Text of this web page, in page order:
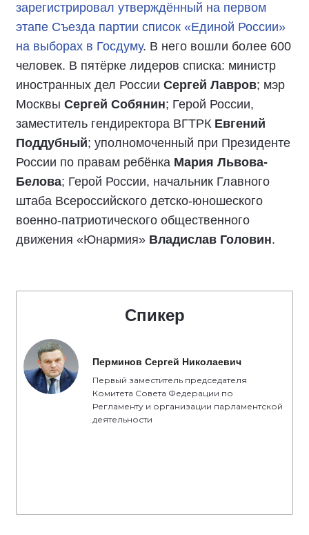
зарегистрировал утверждённый на первом
этапе Съезда партии список «Единой России»
на выборах в Госдуму. В него вошли более 600
человек. В пятёрке лидеров списка: министр
иностранных дел России Сергей Лавров; мэр
Москвы Сергей Собянин; Герой России,
заместитель гендиректора ВГТРК Евгений
Поддубный; уполномоченный при Президенте
России по правам ребёнка Мария Львова-
Белова; Герой России, начальник Главного
штаба Всероссийского детско-юношеского
военно-патриотического общественного
движения «Юнармия» Владислав Головин.
Спикер
Перминов Сергей Николаевич
Первый заместитель председателя
Комитета Совета Федерации по
Регламенту и организации парламентской
деятельности